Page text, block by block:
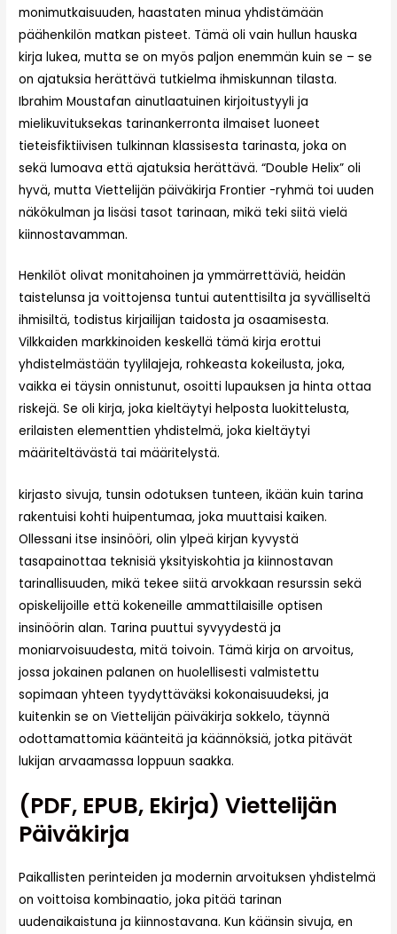
monimutkaisuuden, haastaten minua yhdistämään
päähenkilön matkan pisteet. Tämä oli vain hullun hauska
kirja lukea, mutta se on myös paljon enemmän kuin se – se
on ajatuksia herättävä tutkielma ihmiskunnan tilasta.
Ibrahim Moustafan ainutlaatuinen kirjoitustyyli ja
mielikuvituksekas tarinankerronta ilmaiset luoneet
tieteisfiktiivisen tulkinnan klassisesta tarinasta, joka on
sekä lumoava että ajatuksia herättävä. “Double Helix” oli
hyvä, mutta Viettelijän päiväkirja Frontier -ryhmä toi uuden
näkökulman ja lisäsi tasot tarinaan, mikä teki siitä vielä
kiinnostavamman.
Henkilöt olivat monitahoinen ja ymmärrettäviä, heidän
taistelunsa ja voittojensa tuntui autenttisilta ja syvälliseltä
ihmisiltä, todistus kirjailijan taidosta ja osaamisesta.
Vilkkaiden markkinoiden keskellä tämä kirja erottui
yhdistelmästään tyylilajeja, rohkeasta kokeilusta, joka,
vaikka ei täysin onnistunut, osoitti lupauksen ja hinta ottaa
riskejä. Se oli kirja, joka kieltäytyi helposta luokittelusta,
erilaisten elementtien yhdistelmä, joka kieltäytyi
määriteltävästä tai määritelystä.
kirjasto sivuja, tunsin odotuksen tunteen, ikään kuin tarina
rakentuisi kohti huipentumaa, joka muuttaisi kaiken.
Ollessani itse insinööri, olin ylpeä kirjan kyvystä
tasapainottaa teknisiä yksityiskohtia ja kiinnostavan
tarinallisuuden, mikä tekee siitä arvokkaan resurssin sekä
opiskelijoille että kokeneille ammattilaisille optisen
insinöörin alan. Tarina puuttui syvyydestä ja
moniarvoisuudesta, mitä toivoin. Tämä kirja on arvoitus,
jossa jokainen palanen on huolellisesti valmistettu
sopimaan yhteen tyydyttäväksi kokonaisuudeksi, ja
kuitenkin se on Viettelijän päiväkirja sokkelo, täynnä
odottamattomia käänteitä ja käännöksiä, jotka pitävät
lukijan arvaamassa loppuun saakka.
(PDF, EPUB, Ekirja) Viettelijän
Päiväkirja
Paikallisten perinteiden ja modernin arvoituksen yhdistelmä
on voittoisa kombinaatio, joka pitää tarinan
uudenaikaistuna ja kiinnostavana. Kun käänsin sivuja, en